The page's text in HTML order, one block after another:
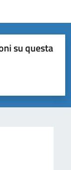
su questa